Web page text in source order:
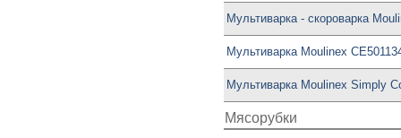
Мультиварка - скороварка
Мультиварка Moulinex
Мультиварка Moulinex Simply
Мясорубки